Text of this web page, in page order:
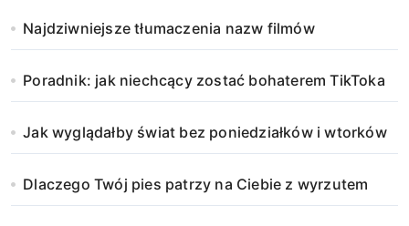
Najdziwniejsze tłumaczenia nazw filmów
Poradnik: jak niechcący zostać bohaterem TikToka
Jak wyglądałby świat bez poniedziałków i wtorków
Dlaczego Twój pies patrzy na Ciebie z wyrzutem